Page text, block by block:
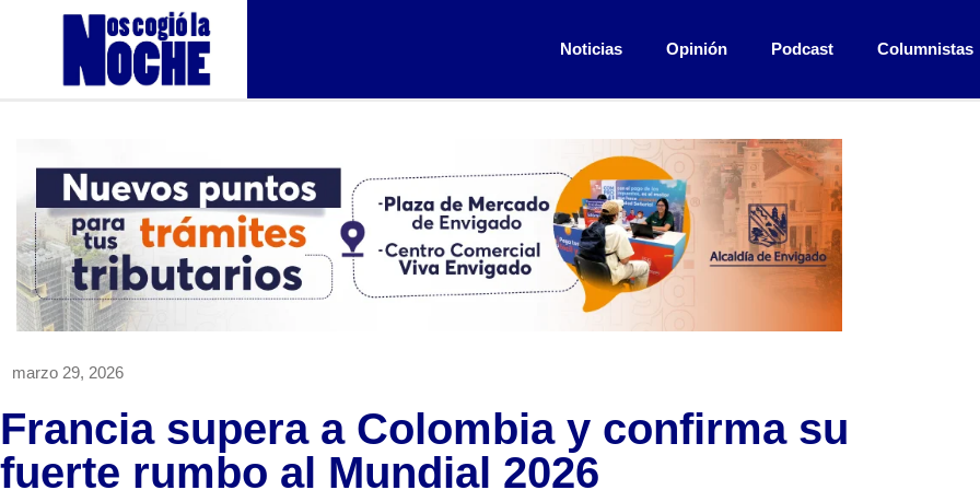
Noticias Opinión Podcast Columnistas
marzo 29, 2026
Francia supera a Colombia y confirma su
fuerte rumbo al Mundial 2026